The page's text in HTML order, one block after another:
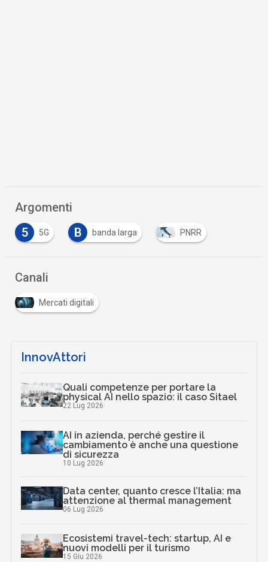
Argomenti
5
5G B banda larga PNRR
Canali
Mercati digitali
InnovAttori
Quali competenze per portare la
physical AI nello spazio: il caso Sitael
22 Lug 2026
AI in azienda, perché gestire il
cambiamento è anche una questione
di sicurezza
10 Lug 2026
Data center, quanto cresce l’Italia: ma
attenzione al thermal management
06 Lug 2026
Ecosistemi travel-tech: startup, AI e
nuovi modelli per il turismo
15 Giu 2026